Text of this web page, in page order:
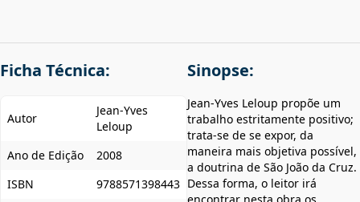
Ficha Técnica:
Autor
Jean-Yves
Leloup
Ano de Edição
2008
ISBN
9788571398443
Sinopse:
Jean-Yves Leloup propõe um
trabalho estritamente positivo;
trata-se de se expor, da
maneira mais objetiva possível,
a doutrina de São João da Cruz.
Dessa forma, o leitor irá